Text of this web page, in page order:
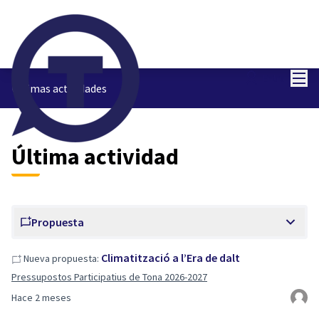
Últimas actividades
Última actividad
Propuesta
Hace 2 meses
Nueva propuesta: Climatització a l’Era de dalt
Pressupostos Participatius de Tona 2026-2027